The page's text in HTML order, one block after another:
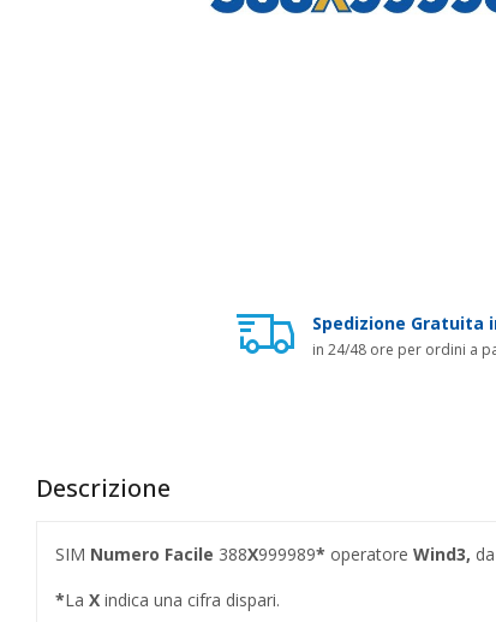
Spedizione Gratuita
in 24/48 ore per ordini a
Descrizione
SIM Numero Facile 388X999989* operatore Wind3,
*La X indica una cifra dispari.